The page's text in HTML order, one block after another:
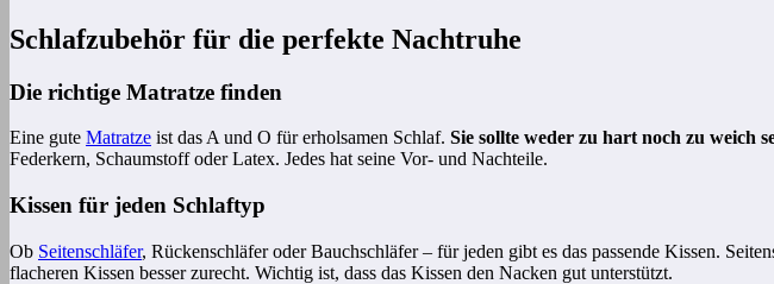
Schlafzubehör für die perfekte Nachtruhe
Die richtige Matratze finden
Eine gute Matratze ist das A und O für erholsamen Schlaf. Sie sollte weder zu hart noch zu weich
Federkern, Schaumstoff oder Latex. Jedes hat seine Vor- und Nachteile.
Kissen für jeden Schlaftyp
Ob Seitenschläfer, Rückenschläfer oder Bauchschläfer – für jeden gibt es das passende Kissen.
flacheren Kissen besser zurecht. Wichtig ist, dass das Kissen den Nacken gut unterstützt.